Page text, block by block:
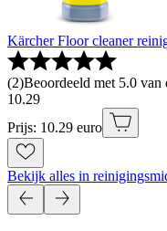
Kärcher Floor cleaner
(2)Beoordeeld met 5.0 van
10.29
Prijs: 10.29 euro
Bekijk alles in